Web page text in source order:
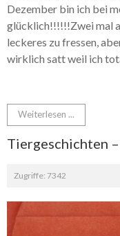
Dezember bin ich bei
glücklich!!!!!!Zwei mal
leckeres zu fressen,
wirklich satt weil ich
Weiterlesen ...
Tiergeschichten
Zugriffe: 7342